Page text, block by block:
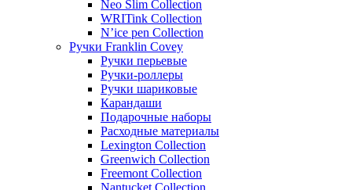
Neo Slim Collection
WRITink Collection
N’ice pen Collection
Ручки Franklin Covey
Ручки перьевые
Ручки-роллеры
Ручки шариковые
Карандаши
Подарочные наборы
Расходные материалы
Lexington Collection
Greenwich Collection
Freemont Collection
Nantucket Collection